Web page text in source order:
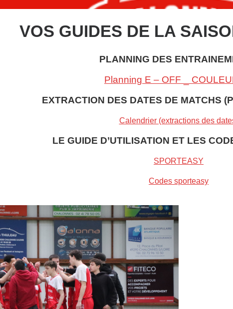
VOS GUIDES DE LA
PLANNING DES
Planning E – OFF _
EXTRACTION DES DATES DE MATCHS
Calendrier (extractions des
LE GUIDE D’UTILISATION ET LES
SPORTEASY
Codes sporteasy